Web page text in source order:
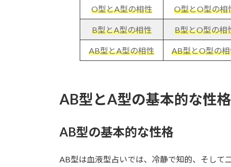
O型とA型の相性 O型とO型の相
B型とA型の相性 B型とO型の相
AB型とA型の相性 AB型とO型の
AB型とA型の基本的な性格
AB型の基本的な性格
AB型は血液型占いでは、冷静で知的、そして